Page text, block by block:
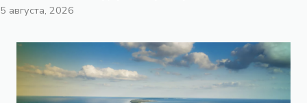
5 августа, 2026